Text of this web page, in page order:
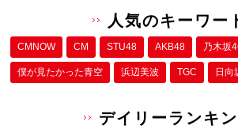
人気のキーワー
CMNOW CM STU48 AKB48 乃木坂
僕が⾒たかった⻘空 浜辺美波 TGC 日向
デイリーランキ